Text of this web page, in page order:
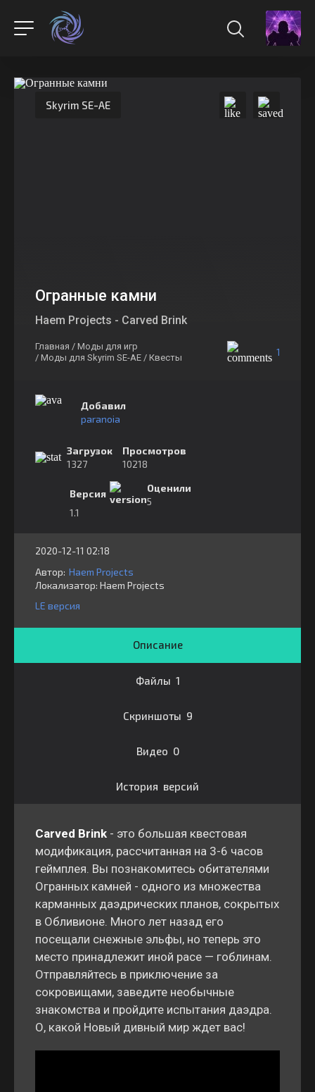
Skyrim SE-AE
Огранные камни
Haem Projects - Carved Brink
Главная / Моды для игр
/ Моды для Skyrim SE-AE / Квесты 1
Добавил
paranoia
Загрузок
1327
Просмотров
10218
Версия
1.1
Оценили
5
2020-12-11 02:18
Автор: Haem Projects
Локализатор: ⁣⁣⁣Haem Projects
LE версия
Описание
Файлы 1
Скриншоты 9
Видео 0
История версий
Carved Brink - это большая квестовая
модификация, рассчитанная на 3-6 часов
геймплея. Вы познакомитесь обитателями
Огранных камней - одного из множества
карманных даэдрических планов, сокрытых
в Обливионе. Много лет назад его
посещали снежные эльфы, но теперь это
место принадлежит иной расе — гоблинам.
Отправляйтесь в приключение за
сокровищами, заведите необычные
знакомства и пройдите испытания даэдра.
О, какой Новый дивный мир ждет вас!